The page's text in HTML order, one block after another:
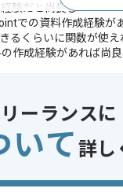
験だと尚良し
での資料作成経験が
るくらいに関数が使え
作成経験があれば尚良
ルをお持ちであれば申し
有
ーランスに
いて 詳し